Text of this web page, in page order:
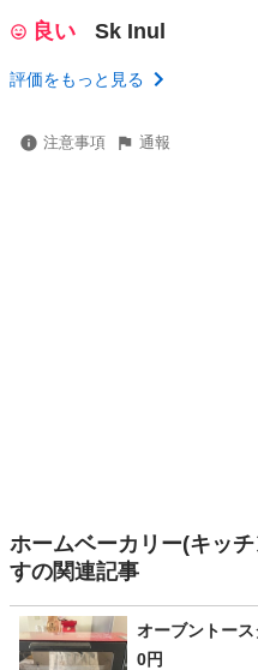
良い
Sk Inul
評価をもっと見る
注意事項 通報
ホームベーカリー(キッ
すの関連記事
オーブントー
0円